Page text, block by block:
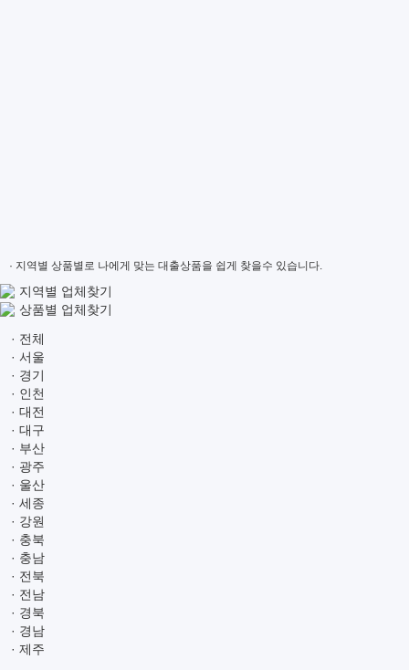
· 지역별 상품별로 나에게 맞는 대출상품을 쉽게 찾을수 있습니다.
지역별 업체찾기
상품별 업체찾기
· 전체
· 서울
· 경기
· 인천
· 대전
· 대구
· 부산
· 광주
· 울산
· 세종
· 강원
· 충북
· 충남
· 전북
· 전남
· 경북
· 경남
· 제주